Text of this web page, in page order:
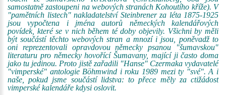
samostatně zastoupeni na webových stranách Kohoutího kříže). V
"pamětních listech" nakladatelství Steinbrener za léta 1875-1925
jsou vypočtena i jména autorů německých kalendářových
povídek, které se v nich během té doby objevily. Všichni by měli
být součástí těchto webových stran a mnozí i jsou, poněvadž to
oni reprezentovali opravdovou německy psanou "šumavskou"
literaturu pro německy hovořící Šumavany, mající ji často doma
jako tu jedinou. Proto jistě zařadili "Hanse" Czermaka vydavatelé
"vimperské" antologie Böhmwind i roku 1989 mezi ty "své". A i
naše, pokud jsme součástí lidstva: to přece měly za ctižádost
vimperské kalendáře kdysi oslovit.